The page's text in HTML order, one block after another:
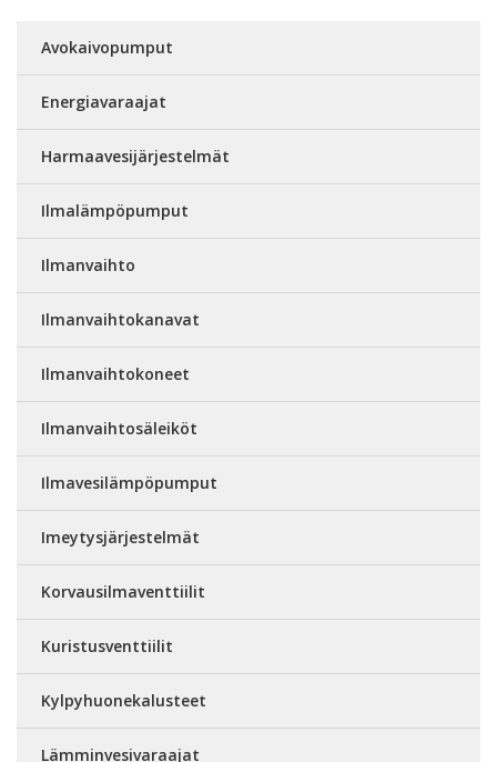
Avokaivopumput
Energiavaraajat
Harmaavesijärjestelmät
Ilmalämpöpumput
Ilmanvaihto
Ilmanvaihtokanavat
Ilmanvaihtokoneet
Ilmanvaihtosäleiköt
Ilmavesilämpöpumput
Imeytysjärjestelmät
Korvausilmaventtiilit
Kuristusventtiilit
Kylpyhuonekalusteet
Lämminvesivaraajat